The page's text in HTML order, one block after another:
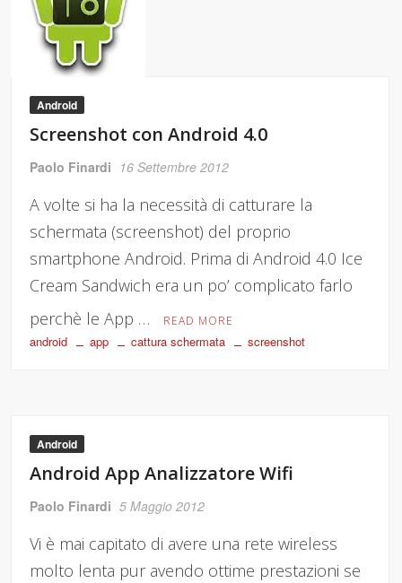
Android
Screenshot con Android 4.0
Paolo Finardi 16 Settembre 2012
A volte si ha la necessità di catturare la
schermata (screenshot) del proprio
smartphone Android. Prima di Android 4.0 Ice
Cream Sandwich era un po’ complicato farlo
perchè le App …
READ MORE
android app cattura schermata screenshot
Android
Android App Analizzatore Wifi
Paolo Finardi 5 Maggio 2012
Vi è mai capitato di avere una rete wireless
molto lenta pur avendo ottime prestazioni se